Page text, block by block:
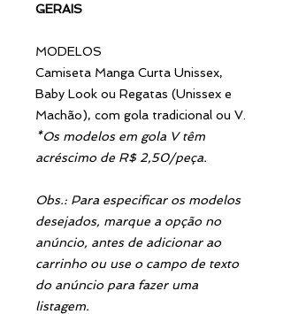
GERAIS
MODELOS
Camiseta Manga Curta Unissex,
Baby Look ou Regatas (Unissex e
Machão), com gola tradicional ou V.
*Os modelos em gola V têm
acréscimo de R$ 2,50/peça.
Obs.: Para especificar os modelos
desejados, marque a opção no
anúncio, antes de adicionar ao
carrinho ou use o campo de texto
do anúncio para fazer uma
listagem.